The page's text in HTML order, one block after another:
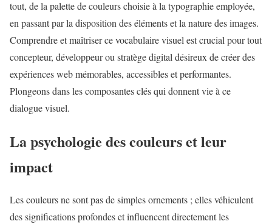
tout, de la palette de couleurs choisie à la typographie employée,
en passant par la disposition des éléments et la nature des images.
Comprendre et maîtriser ce vocabulaire visuel est crucial pour tout
concepteur, développeur ou stratège digital désireux de créer des
expériences web mémorables, accessibles et performantes.
Plongeons dans les composantes clés qui donnent vie à ce
dialogue visuel.
La psychologie des couleurs et leur
impact
Les couleurs ne sont pas de simples ornements ; elles véhiculent
des significations profondes et influencent directement les